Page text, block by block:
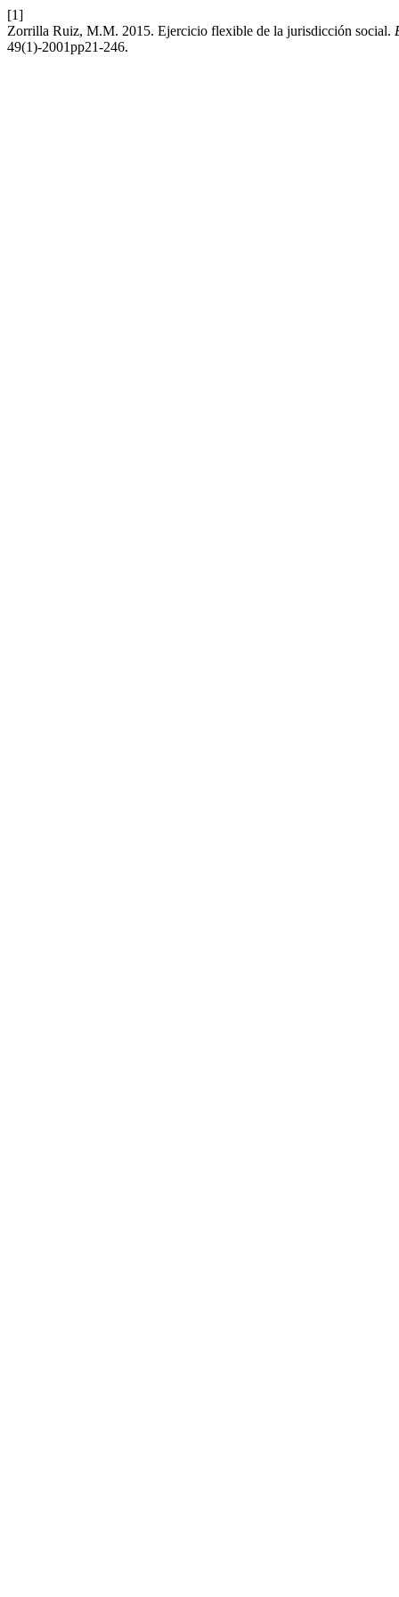
[1]
Zorrilla Ruiz, M.M. 2015. Ejercicio flexible de la jurisdicción social.
49(1)-2001pp21-246.